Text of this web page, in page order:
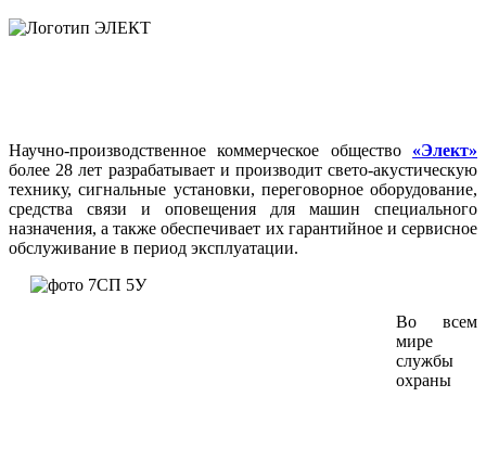
Научно-производственное коммерческое общество «Элект»
более 28 лет разрабатывает и производит свето-акустическую
технику, сигнальные установки, переговорное оборудование,
средства связи и оповещения для машин специального
назначения, а также обеспечивает их гарантийное и сервисное
обслуживание в период эксплуатации.
Во всем
мире
службы
охраны